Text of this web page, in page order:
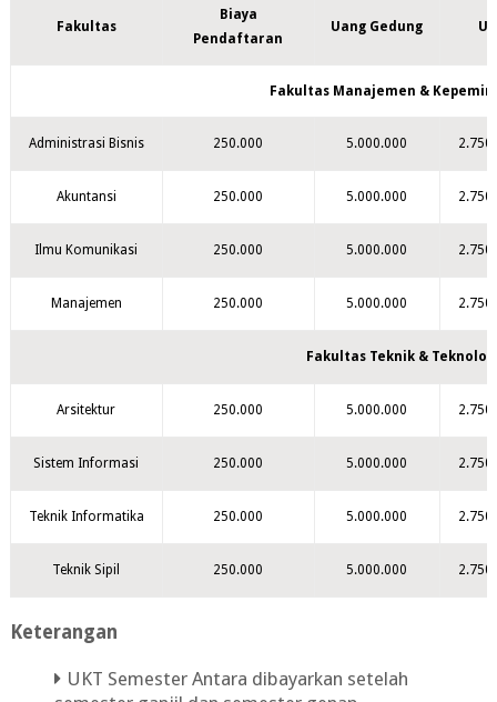
Fakultas
Biaya
Pendaftaran
Uang Gedung
Fakultas Manajemen &
Administrasi Bisnis 250.000 5.000.000
Akuntansi 250.000 5.000.000
Ilmu Komunikasi 250.000 5.000.000
Manajemen 250.000 5.000.000
Fakultas Teknik &
Arsitektur 250.000 5.000.000
Sistem Informasi 250.000 5.000.000
Teknik Informatika 250.000 5.000.000
Teknik Sipil 250.000 5.000.000
Keterangan
UKT Semester Antara dibayarkan setelah